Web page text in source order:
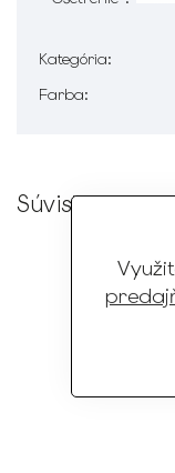
Kategória:
Farba:
Súvisiaci